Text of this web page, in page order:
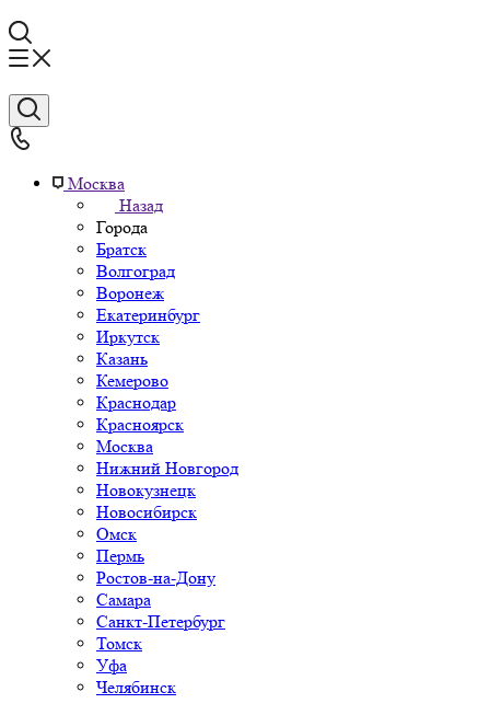
Москва
Назад
Города
Братск
Волгоград
Воронеж
Екатеринбург
Иркутск
Казань
Кемерово
Краснодар
Красноярск
Москва
Нижний Новгород
Новокузнецк
Новосибирск
Омск
Пермь
Ростов-на-Дону
Самара
Санкт-Петербург
Томск
Уфа
Челябинск